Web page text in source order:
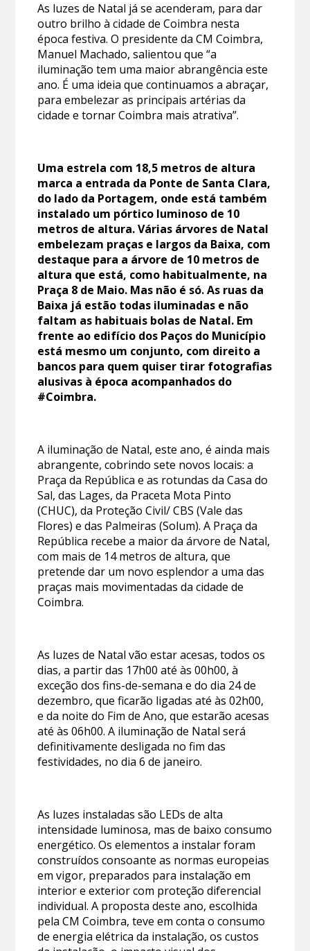
As luzes de Natal já se acenderam, para dar
outro brilho à cidade de Coimbra nesta
época festiva. O presidente da CM Coimbra,
Manuel Machado, salientou que “a
iluminação tem uma maior abrangência este
ano. É uma ideia que continuamos a abraçar,
para embelezar as principais artérias da
cidade e tornar Coimbra mais atrativa”.
Uma estrela com 18,5 metros de altura
marca a entrada da Ponte de Santa Clara,
do lado da Portagem, onde está também
instalado um pórtico luminoso de 10
metros de altura. Várias árvores de Natal
embelezam praças e largos da Baixa, com
destaque para a árvore de 10 metros de
altura que está, como habitualmente, na
Praça 8 de Maio. Mas não é só. As ruas da
Baixa já estão todas iluminadas e não
faltam as habituais bolas de Natal. Em
frente ao edifício dos Paços do Município
está mesmo um conjunto, com direito a
bancos para quem quiser tirar fotografias
alusivas à época acompanhados do
#Coimbra.
A iluminação de Natal, este ano, é ainda mais
abrangente, cobrindo sete novos locais: a
Praça da República e as rotundas da Casa do
Sal, das Lages, da Praceta Mota Pinto
(CHUC), da Proteção Civil/ CBS (Vale das
Flores) e das Palmeiras (Solum). A Praça da
República recebe a maior da árvore de Natal,
com mais de 14 metros de altura, que
pretende dar um novo esplendor a uma das
praças mais movimentadas da cidade de
Coimbra.
As luzes de Natal vão estar acesas, todos os
dias, a partir das 17h00 até às 00h00, à
exceção dos fins-de-semana e do dia 24 de
dezembro, que ficarão ligadas até às 02h00,
e da noite do Fim de Ano, que estarão acesas
até às 06h00. A iluminação de Natal será
definitivamente desligada no fim das
festividades, no dia 6 de janeiro.
As luzes instaladas são LEDs de alta
intensidade luminosa, mas de baixo consumo
energético. Os elementos a instalar foram
construídos consoante as normas europeias
em vigor, preparados para instalação em
interior e exterior com proteção diferencial
individual. A proposta deste ano, escolhida
pela CM Coimbra, teve em conta o consumo
de energia elétrica da instalação, os custos